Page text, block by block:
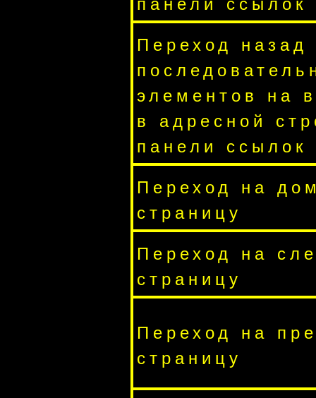
панели ссылок
Переход назад
элементов на
в адресной
панели ссылок
Переход на
страницу
Переход на
страницу
Переход на
страницу